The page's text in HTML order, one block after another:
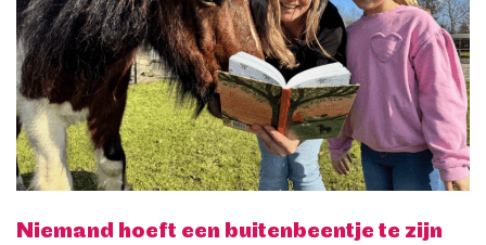
Niemand hoeft een buitenbeentje te zijn